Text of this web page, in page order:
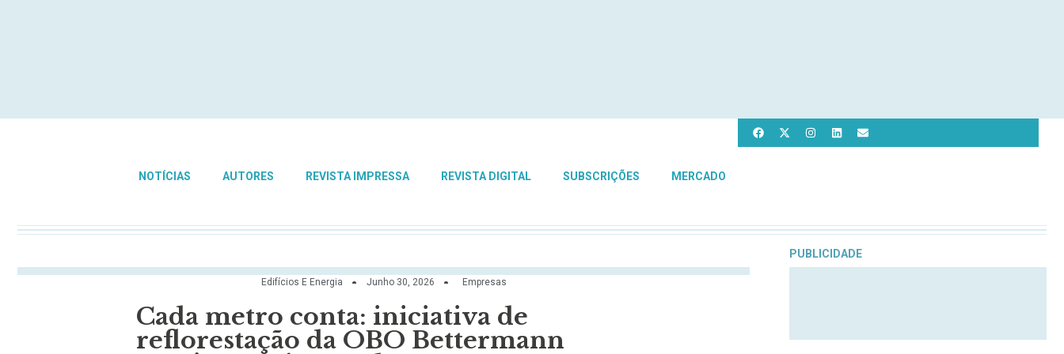
NOTÍCIAS AUTORES REVISTA IMPRESSA REVISTA DIGITAL SUBSCRIÇÕES MERCADO
Edifícios E Energia Junho 30, 2026 Empresas
Cada metro conta: iniciativa de
reflorestação da OBO Bettermann
PUBLICIDADE